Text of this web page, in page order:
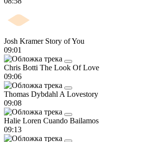
Josh Kramer Story of You
09:01
Chris Botti The Look Of Love
09:06
Thomas Dybdahl A Lovestory
09:08
Halie Loren Cuando Bailamos
09:13